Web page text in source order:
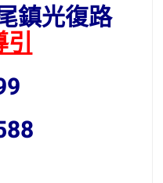
鎮光復路
引